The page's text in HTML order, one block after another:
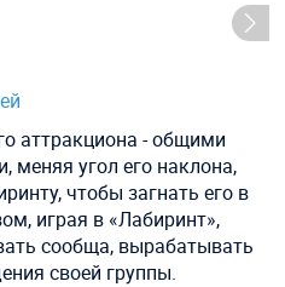
аттракциона - общими
меняя угол его наклона,
чтобы загнать его в
играя в «Лабиринт»,
сообща, вырабатывать
своей группы.